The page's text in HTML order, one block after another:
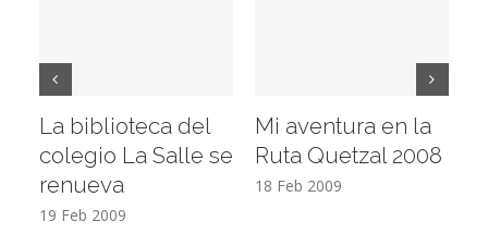
La biblioteca del
colegio La Salle se
renueva
19 Feb 2009
Mi aventura en la
Ruta Quetzal 2008
18 Feb 2009